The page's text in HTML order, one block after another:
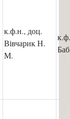
к.ф.н., доц.
Вівчарик Н.
М.